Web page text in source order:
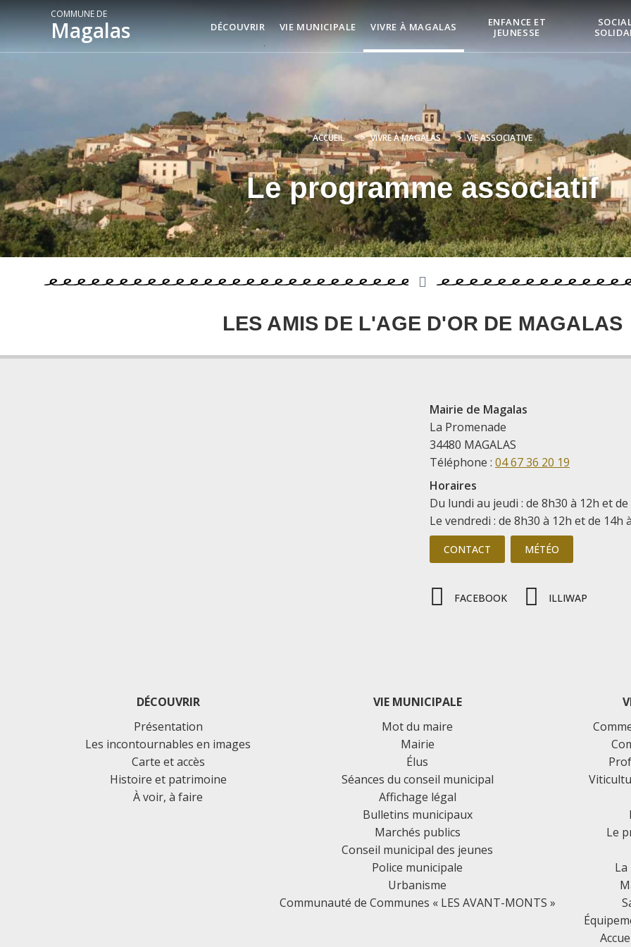
COMMUNE DE
Magalas DÉCOUVRIR VIE MUNICIPALE VIVRE À MAGALAS
ENFANCE ET
JEUNESSE
ACCUEIL > VIVRE À MAGALAS > VIE ASSOCIATIVE
Le programme associatif
LES AMIS DE L'AGE D'OR DE MAGALAS
Mairie de Magalas
La Promenade
34480 MAGALAS
Téléphone : 04 67 36 20 19
Horaires
Du lundi au jeudi : de 8h30 à 12h et
Le vendredi : de 8h30 à 12h et de 14h
CONTACT MÉTÉO
FACEBOOK ILLIWAP
DÉCOUVRIR
Présentation
Les incontournables en images
Carte et accès
Histoire et patrimoine
À voir, à faire
VIE MUNICIPALE
Mot du maire
Mairie
Élus
Séances du conseil municipal
Affichage légal
Bulletins municipaux
Marchés publics
Conseil municipal des jeunes
Police municipale
Urbanisme
Communauté de Communes « LES AVANT-MONTS »
Le